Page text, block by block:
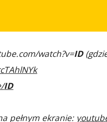
watch?v=ID
ID
pełnym ekranie: